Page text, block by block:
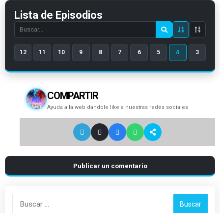
Lista de Episodios
Search
episode
number
12 11 10 9 8 7 6 5 4 3
COMPARTIR
Ayuda a la web dandole like a nuestras redes sociales
Publicar un comentario
Buscar: